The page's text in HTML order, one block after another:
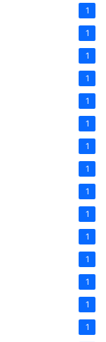
1
1
1
1
1
1
1
1
1
1
1
1
1
1
1